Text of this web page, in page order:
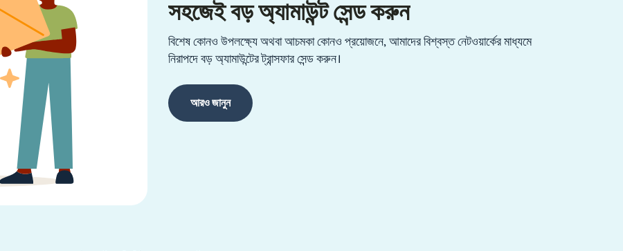
সহজেই বড় অ্যামাউন্ট সেন্ড করুন
বিশেষ কোনও উপলক্ষ্যে অথবা আচমকা কোনও প্রয়োজনে, আমাদের বিশ্বস্ত নেটওয়ার্কের মাধ্যমে
নিরাপদে বড় অ্যামাউন্টের ট্রান্সফার সেন্ড করুন।
আরও জানুন